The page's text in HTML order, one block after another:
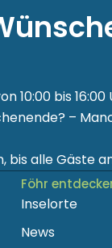
10:00 bis
–
bis alle Gäste
Föhr
Inselorte
News